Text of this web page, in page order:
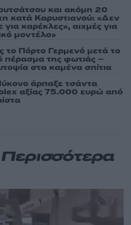
και ακόμη 20
κατά Καρυστιανού: «Δεν
καρέκλες», αιχμές για
μοντέλο»
το Πόρτο Γερμενό μετά το
πέρασμα της φωτιάς –
στα καμένα σπίτια
άρπαξε τσάντα
αξίας 75.000 ευρώ από